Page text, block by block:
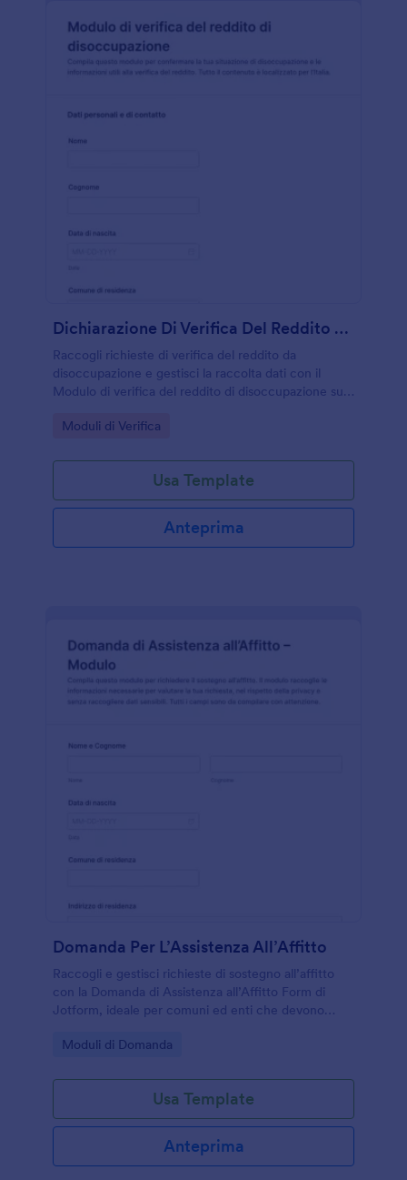
Dichiarazione Di Verifica Del Reddito Da Disoccupazione
Raccogli richieste di verifica del reddito da
disoccupazione e gestisci la raccolta dati con il
Modulo di verifica del reddito di disoccupazione su
consulenti che devono organizzare ogni risposta.
Go to Category:
Moduli di Verifica
Usa Template
Anteprima
Domanda Per L’Assistenza All’Affitto
Raccogli e gestisci richieste di sostegno all’affitto
con la Domanda di Assistenza all’Affitto Form di
Jotform, ideale per comuni ed enti che devono
le risposte.
Go to Category:
Moduli di Domanda
Usa Template
Anteprima